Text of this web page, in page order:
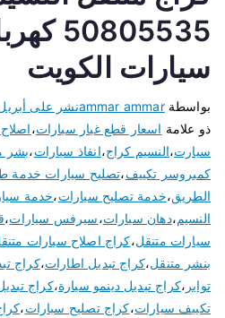
سيارات الكويت
بواسطةammar ammarنشر على أبريل 9,
ذو علامة اسعار قطع غيار سيارات،
سيارت،النسيم كراج،انفاذ سيارات،بشر
كمبروسر تكييف،تصليح سيارات خدمة
الطريق،خدمة تصليح سيارات،خدمة
النسيم،دهان سيارات،سيرفس سيارات،
سيارات متنقل،كراج اصلاح سيارات
بنشر متنقل،كراج تبديل اطارات،كراج
تواير ،كراج تبديل دينمو سيارة،كراج
تكييف سيارات،كراج تصليح سبارات،